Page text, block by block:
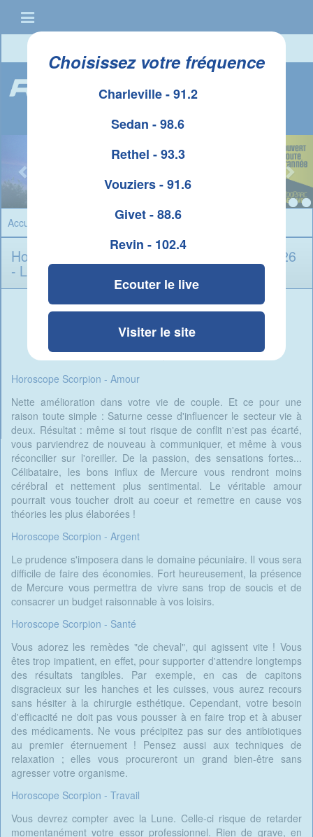
Choisissez votre fréquence
Charleville - 91.2
Sedan - 98.6
Rethel - 93.3
Vouziers - 91.6
Givet - 88.6
Revin - 102.4
Ecouter le live
Visiter le site
Accueil » Scorpion
Horoscope Scorpion du Samedi 8 Aoï¿½t 2026
- L'horoscope du jour
Horoscope Scorpion - Amour
Nette amélioration dans votre vie de couple. Et ce pour une
raison toute simple : Saturne cesse d'influencer le secteur vie à
deux. Résultat : même si tout risque de conflit n'est pas écarté,
vous parviendrez de nouveau à communiquer, et même à vous
réconcilier sur l'oreiller. De la passion, des sensations fortes...
Célibataire, les bons influx de Mercure vous rendront moins
cérébral et nettement plus sentimental. Le véritable amour
pourrait vous toucher droit au coeur et remettre en cause vos
théories les plus élaborées !
Horoscope Scorpion - Argent
Le prudence s'imposera dans le domaine pécuniaire. Il vous sera
difficile de faire des économies. Fort heureusement, la présence
de Mercure vous permettra de vivre sans trop de soucis et de
consacrer un budget raisonnable à vos loisirs.
Horoscope Scorpion - Santé
Vous adorez les remèdes "de cheval", qui agissent vite ! Vous
êtes trop impatient, en effet, pour supporter d'attendre longtemps
des résultats tangibles. Par exemple, en cas de capitons
disgracieux sur les hanches et les cuisses, vous aurez recours
sans hésiter à la chirurgie esthétique. Cependant, votre besoin
d'efficacité ne doit pas vous pousser à en faire trop et à abuser
des médicaments. Ne vous précipitez pas sur des antibiotiques
au premier éternuement ! Pensez aussi aux techniques de
relaxation ; elles vous procureront un grand bien-être sans
agresser votre organisme.
Horoscope Scorpion - Travail
Vous devrez compter avec la Lune. Celle-ci risque de retarder
momentanément votre essor professionnel. Rien de grave, en